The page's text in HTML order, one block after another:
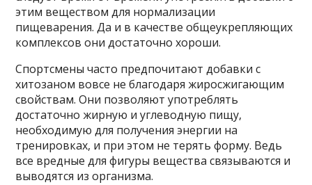
этим веществом для нормализации
пищеварения. Да и в качестве общеукрепляющих
комплексов они достаточно хороши.
Спортсмены часто предпочитают добавки с
хитозаном вовсе не благодаря жиросжигающим
свойствам. Они позволяют употреблять
достаточно жирную и углеводную пищу,
необходимую для получения энергии на
тренировках, и при этом не терять форму. Ведь
все вредные для фигуры вещества связываются и
выводятся из организма.